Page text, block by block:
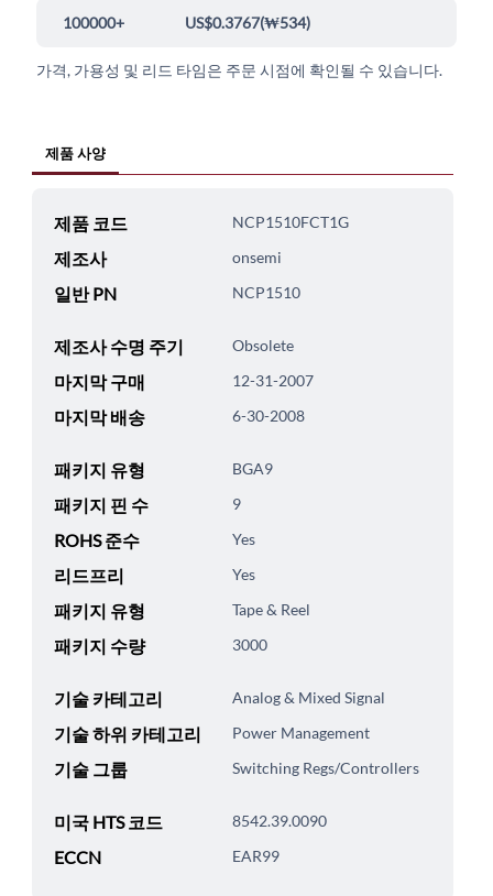
100000+ US$0.3767(₩534)
가격, 가용성 및 리드 타임은 주문 시점에 확인될 수 있습니다.
제품 사양
제품 코드 NCP1510FCT1G
제조사 onsemi
일반 PN NCP1510
제조사 수명 주기 Obsolete
마지막 구매 12-31-2007
마지막 배송 6-30-2008
패키지 유형 BGA9
패키지 핀 수 9
ROHS 준수 Yes
리드프리 Yes
패키지 유형 Tape & Reel
패키지 수량 3000
기술 카테고리 Analog & Mixed Signal
기술 하위 카테고리 Power Management
기술 그룹 Switching Regs/Controllers
미국 HTS 코드 8542.39.0090
ECCN EAR99